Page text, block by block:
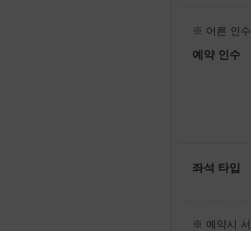
※ 어른 인
예약 인수
좌석 타입
※ 예약시